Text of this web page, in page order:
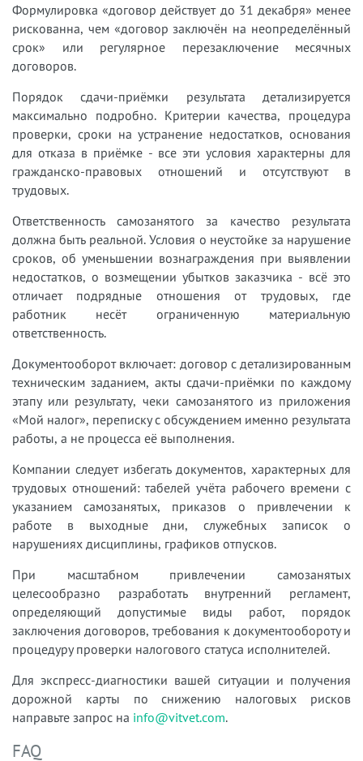
Формулировка «договор действует до 31 декабря» менее
рискованна, чем «договор заключён на неопределённый
срок» или регулярное перезаключение месячных
договоров.
Порядок сдачи-приёмки результата детализируется
максимально подробно. Критерии качества, процедура
проверки, сроки на устранение недостатков, основания
для отказа в приёмке - все эти условия характерны для
гражданско-правовых отношений и отсутствуют в
трудовых.
Ответственность самозанятого за качество результата
должна быть реальной. Условия о неустойке за нарушение
сроков, об уменьшении вознаграждения при выявлении
недостатков, о возмещении убытков заказчика - всё это
отличает подрядные отношения от трудовых, где
работник несёт ограниченную материальную
ответственность.
Документооборот включает: договор с детализированным
техническим заданием, акты сдачи-приёмки по каждому
этапу или результату, чеки самозанятого из приложения
«Мой налог», переписку с обсуждением именно результата
работы, а не процесса её выполнения.
Компании следует избегать документов, характерных для
трудовых отношений: табелей учёта рабочего времени с
указанием самозанятых, приказов о привлечении к
работе в выходные дни, служебных записок о
нарушениях дисциплины, графиков отпусков.
При масштабном привлечении самозанятых
целесообразно разработать внутренний регламент,
определяющий допустимые виды работ, порядок
заключения договоров, требования к документообороту и
процедуру проверки налогового статуса исполнителей.
Для экспресс-диагностики вашей ситуации и получения
дорожной карты по снижению налоговых рисков
направьте запрос на info@vitvet.com.
FAQ